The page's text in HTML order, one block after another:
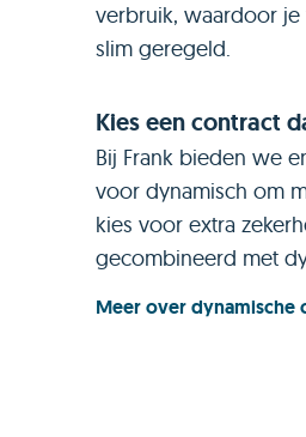
verbruik, waardoor
slim geregeld.
Kies een contract
Bij Frank bieden we
voor dynamisch om
kies voor extra
gecombineerd met
Meer over dynamische